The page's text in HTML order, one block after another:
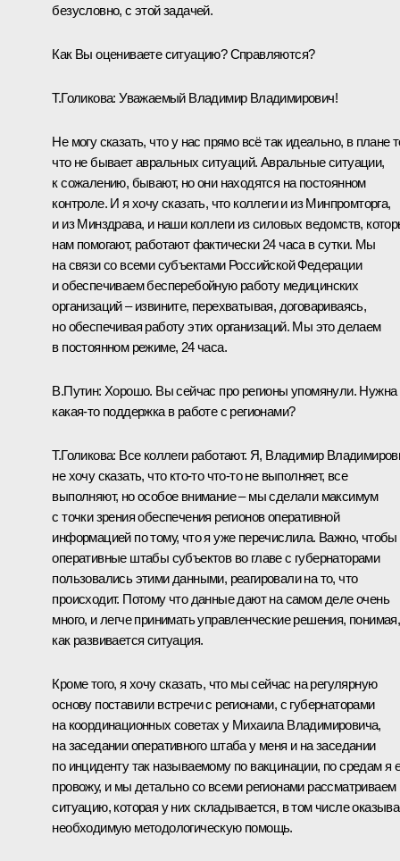
безусловно, с этой задачей.
Как Вы оцениваете ситуацию? Справляются?
Т.Голикова:Уважаемый Владимир Владимирович!
Не могу сказать, что у нас прямо всё так идеально, в плане
что не бывает авральных ситуаций. Авральные ситуации,
к сожалению, бывают, но они находятся на постоянном
контроле. И я хочу сказать, что коллеги и из Минпромторга,
и из Минздрава, и наши коллеги из силовых ведомств,
нам помогают, работают фактически 24 часа в сутки. Мы
на связи со всеми субъектами Российской Федерации
и обеспечиваем бесперебойную работу медицинских
организаций – извините, перехватывая, договариваясь,
но обеспечивая работу этих организаций. Мы это делаем
в постоянном режиме, 24 часа.
В.Путин: Хорошо. Вы сейчас про регионы упомянули. Нужна
какая-то поддержка в работе с регионами?
Т.Голикова: Все коллеги работают. Я, Владимир
не хочу сказать, что кто-то что-то не выполняет, все
выполняют, но особое внимание – мы сделали максимум
с точки зрения обеспечения регионов оперативной
информацией по тому, что я уже перечислила. Важно, чтобы
оперативные штабы субъектов во главе с губернаторами
пользовались этими данными, реагировали на то, что
происходит. Потому что данные дают на самом деле очень
много, и легче принимать управленческие решения, понимая,
как развивается ситуация.
Кроме того, я хочу сказать, что мы сейчас на регулярную
основу поставили встречи с регионами, с губернаторами
на координационных советах у Михаила Владимировича,
на заседании оперативного штаба у меня и на заседании
по инциденту так называемому по вакцинации, по средам я
провожу, и мы детально со всеми регионами рассматриваем
ситуацию, которая у них складывается, в том числе
необходимую методологическую помощь.